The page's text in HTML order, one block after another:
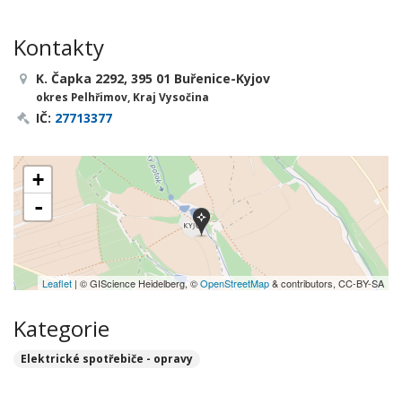
Kontakty
K. Čapka 2292, 395 01 Buřenice-Kyjov
okres Pelhřimov, Kraj Vysočina
IČ: 27713377
+
-
Leaflet | © GIScience Heidelberg, ©OpenStreetMap& contributors, CC-BY-SA
Kategorie
Elektrické spotřebiče - opravy